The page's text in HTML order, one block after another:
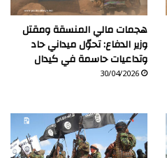
هجمات مالي المنسقة ومقتل
وزير الدفاع: تحوّل ميداني حاد
وتداعيات حاسمة في كيدال
30/04/2026